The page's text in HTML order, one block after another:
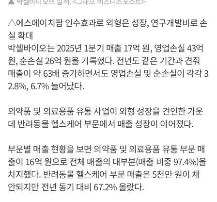
△에스에이치팜 인수효과로 외형은 성장, 연구개발비로 손
실 확대
박셀바이오는 2025년 1분기 매출 17억 원, 영업손실 43억
원, 순손실 26억 원을 기록했다. 전년도 같은 기간과 견줘
매출이 약 63배 증가하면서도 영업손실 및 순손실이 각각 3
2.8%, 6.7% 늘어났다.
의약품 및 의료용품 유통 사업이 외형 성장을 견인한 가운
데 반려동물 헬스케어 부문에서 매출 성장이 이어졌다.
부문별 매출 현황을 보면 의약품 및 의료용품 유통 부문 매
출이 16억 원으로 전체 매출의 대부분(매출 비중 97.4%)을
차지했다. 반려동물 헬스케어 부문 매출은 5천만 원이 채
안되지만 전년 동기 대비 67.2% 올랐다.